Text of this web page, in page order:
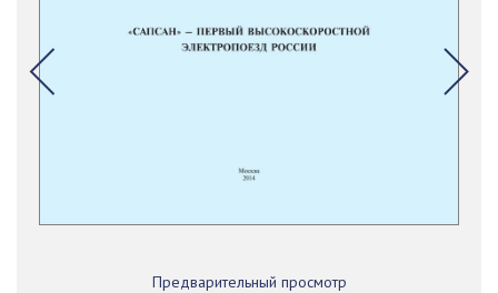
Предварительный просмотр